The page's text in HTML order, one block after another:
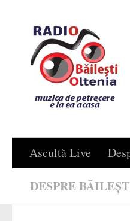
Ascultă Live
DESPRE